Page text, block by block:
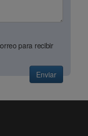
para recibir
Enviar